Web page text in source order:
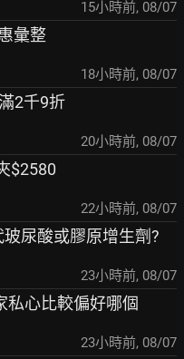
15小時前, 08/07
彙整
18小時前, 08/07
2千9折
20小時前, 08/07
$2580
22小時前, 08/07
尿酸或膠原增生劑?
23小時前, 08/07
私心比較偏好哪個
23小時前, 08/07